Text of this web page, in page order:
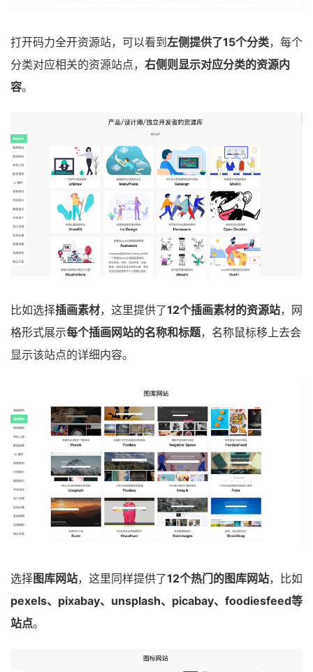
打开码力全开资源站，可以看到 左侧提供了15个分类，每个
分类对应相关的资源站点， 右侧则显示对应分类的资源内
容。
比如选择插画素材，这里提供了12个插画素材的资源站，网
格形式展示每个插画网站的名称和标题，名称鼠标移上去会
显示该站点的详细内容。
选择图库网站，这里同样提供了12个热门的图库网站，比如
pexels、pixabay、unsplash、picabay、foodiesfeed等
站点。